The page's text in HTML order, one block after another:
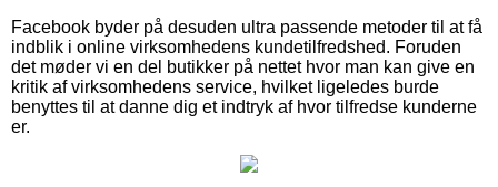
Facebook byder på desuden ultra passende metoder til at få
indblik i online virksomhedens kundetilfredshed. Foruden
det møder vi en del butikker på nettet hvor man kan give en
kritik af virksomhedens service, hvilket ligeledes burde
benyttes til at danne dig et indtryk af hvor tilfredse kunderne
er.